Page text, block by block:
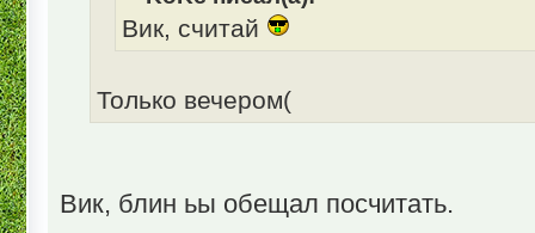
Вик, считай
Только вечером(
Вик, блин ьы обещал посчитать.